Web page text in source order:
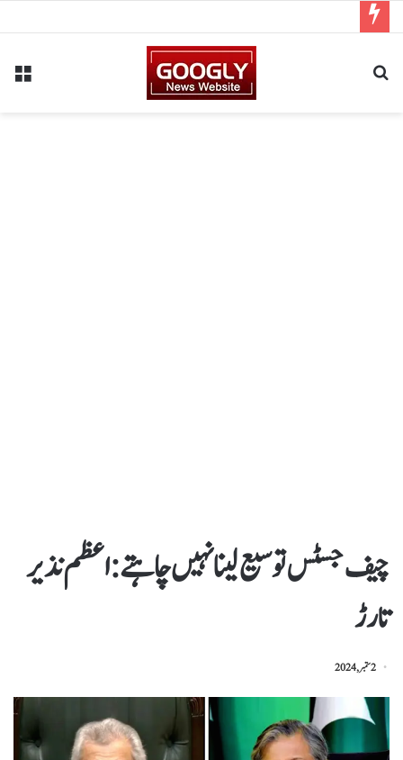
چیف جسٹس توسیع لینا نہیں چاہتے : اعظم نذیر
تارڑ
2 ستمبر, 2024